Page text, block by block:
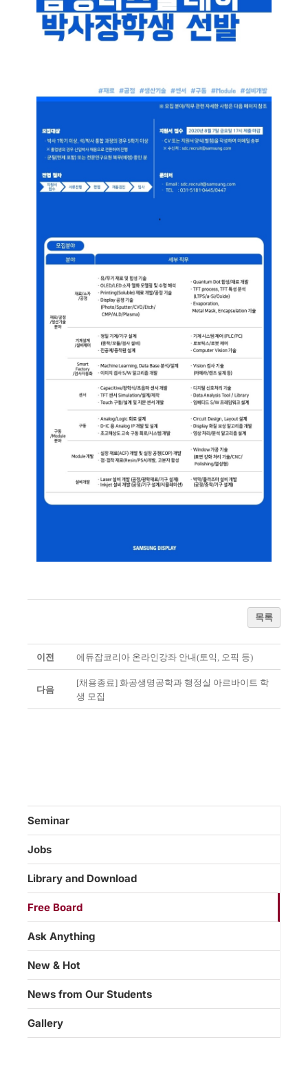
목록
이전 에듀잡코리아 온라인강좌 안내(토익, 오픽 등)
다음
[채용종료] 화공생명공학과 행정실 아르바이트 학
생 모집
Seminar
Jobs
Library and Download
Free Board
Ask Anything
New & Hot
News from Our Students
Gallery